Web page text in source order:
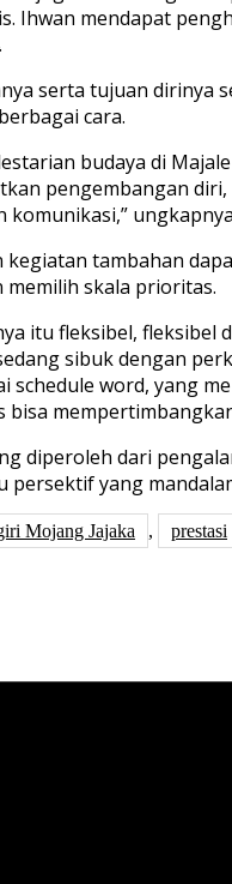
Ihwan mendapat
serta tujuan dirinya
cara.
budaya di
pengembangan
komunikasi,”
kegiatan tambahan
skala prioritas.
itu fleksibel, fleksibel
sibuk dengan
schedule word, yang
bisa
diperoleh dari pengala
yang
Mojang Jajaka ,
prestasi